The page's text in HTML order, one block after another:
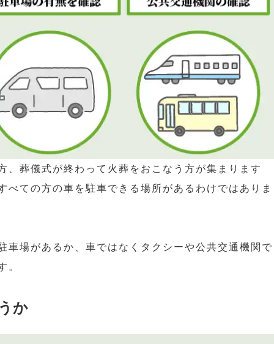
、葬儀式が終わって火葬をおこなう方が集まります
べての方の車を駐車できる場所があるわけではありま
車場があるか、車ではなくタクシーや公共交通機関で
。
か